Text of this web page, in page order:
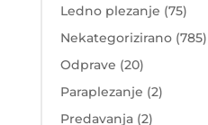
Ledno plezanje (75)
Nekategorizirano(785)
Odprave (20)
Paraplezanje (2)
Predavanja(2)